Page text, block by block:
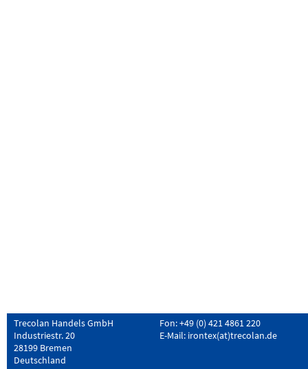
Trecolan Handels GmbH
Industriestr. 20
28199 Bremen
Deutschland
Fon: +49 (0) 421 4861 220
E-Mail: irontex(at)trecolan.de